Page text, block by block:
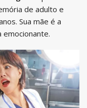
de adulto e
Sua mãe é a
emocionante.